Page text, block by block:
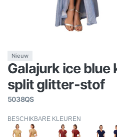
Nieuw
Galajurk ice
split glitter-stof
5038QS
BESCHIKBARE KLEUREN